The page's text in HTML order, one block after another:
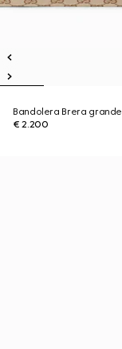
Bandolera Brera grande
€ 2.200